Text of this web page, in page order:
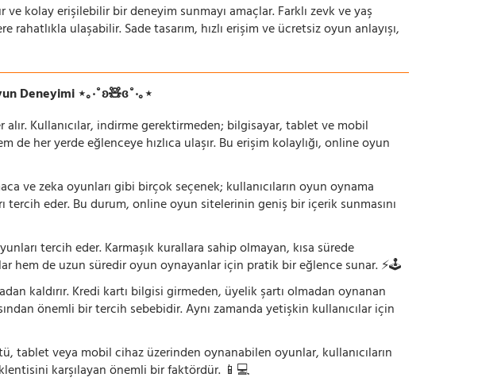
ve kolay erişilebilir bir deneyim sunmayı amaçlar. Farklı zevk ve yaş
ulaşabilir. Sade tasarım, hızlı erişim ve ücretsiz oyun anlayışı,
Deneyimi ⋆｡‧˚ʚ🧸ɞ˚‧｡⋆
Kullanıcılar, indirme gerektirmeden; bilgisayar, tablet ve mobil
her yerde eğlenceye hızlıca ulaşır. Bu erişim kolaylığı, online oyun
ve zeka oyunları gibi birçok seçenek; kullanıcıların oyun oynama
eder. Bu durum, online oyun sitelerinin geniş bir içerik sunmasını
tercih eder. Karmaşık kurallara sahip olmayan, kısa sürede
hem de uzun süredir oyun oynayanlar için pratik bir eğlence sunar. ⚡🕹️
kaldırır. Kredi kartı bilgisi girmeden, üyelik şartı olmadan oynanan
önemli bir tercih sebebidir. Aynı zamanda yetişkin kullanıcılar için
tablet veya mobil cihaz üzerinden oynanabilen oyunlar, kullanıcıların
karşılayan önemli bir faktördür. 📱💻